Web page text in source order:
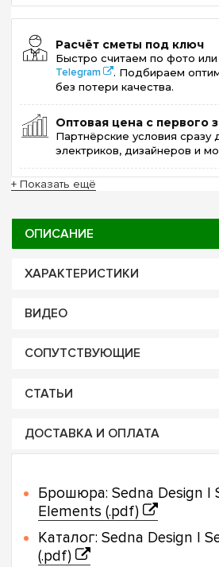
Расчёт сметы под ключ
Быстро считаем по фото или
Telegram
. Подбираем
без потери качества.
Оптовая цена с первого
Партнёрские условия сразу
электриков, дизайнеров и
+ Показать ещё
ОПИСАНИЕ
ХАРАКТЕРИСТИКИ
ВИДЕО
СОПУТСТВУЮЩИЕ
СТАТЬИ
ДОСТАВКА И ОПЛАТА
Брошюра: Sedna Design |
Elements (.pdf)
Каталог: Sedna Design |
(.pdf)